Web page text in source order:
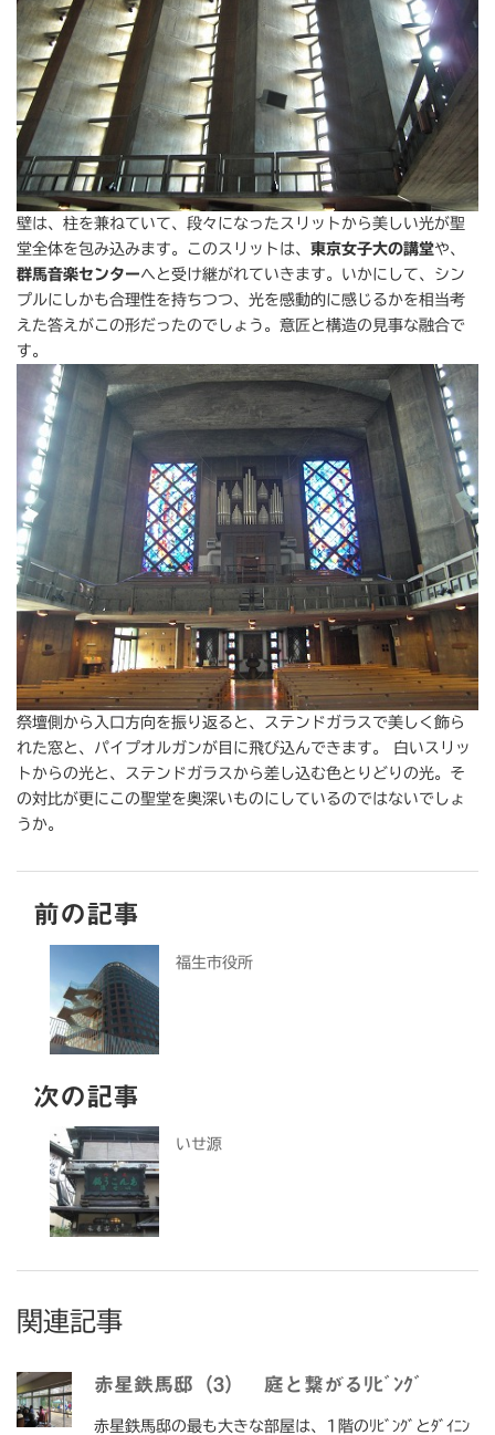
壁は、柱を兼ねていて、段々になったスリットから美しい光が聖
堂全体を包み込みます。このスリットは、 東京女子大の講堂や、
群馬音楽センターへと受け継がれていきます。いかにして、シン
プルにしかも合理性を持ちつつ、光を感動的に感じるかを相当考
えた答えがこの形だったのでしょう。意匠と構造の見事な融合で
す。
祭壇側から入口方向を振り返ると、ステンドガラスで美しく飾ら
れた窓と、パイプオルガンが目に飛び込んできます。 白いスリッ
トからの光と、ステンドガラスから差し込む色とりどりの光。そ
の対比が更にこの聖堂を奥深いものにしているのではないでしょ
うか。
前の記事
福生市役所
次の記事
いせ源
関連記事
赤星鉄馬邸（3） 庭と繋がるﾘﾋﾞﾝｸﾞ
赤星鉄馬邸の最も大きな部屋は、1階のﾘﾋﾞﾝｸﾞとﾀﾞｲﾆﾝ